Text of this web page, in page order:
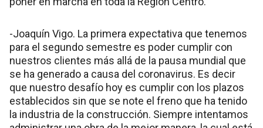
-Joaquín Vigo. La primera expectativa que tenemos
para el segundo semestre es poder cumplir con
nuestros clientes más allá de la pausa mundial que
se ha generado a causa del coronavirus. Es decir
que nuestro desafío hoy es cumplir con los plazos
establecidos sin que se note el freno que ha tenido
la industria de la construcción. Siempre intentamos